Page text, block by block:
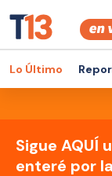
Lo Último
Sigue AQUÍ
enteré por